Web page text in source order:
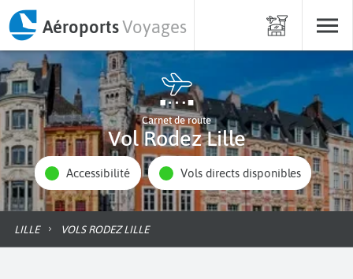
AéroportsVoyages
Carnet de route
Vol Rodez Lille
Accessibilité Vols directs disponibles
LILLE VOLS RODEZ LILLE